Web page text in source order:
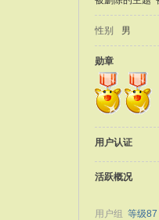
性别 男
勋章
用户认证
活跃概况
用户组 等级87